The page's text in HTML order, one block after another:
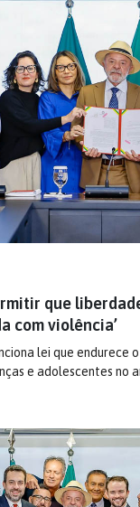
que
com violência’
lei que endurece
e adolescentes no